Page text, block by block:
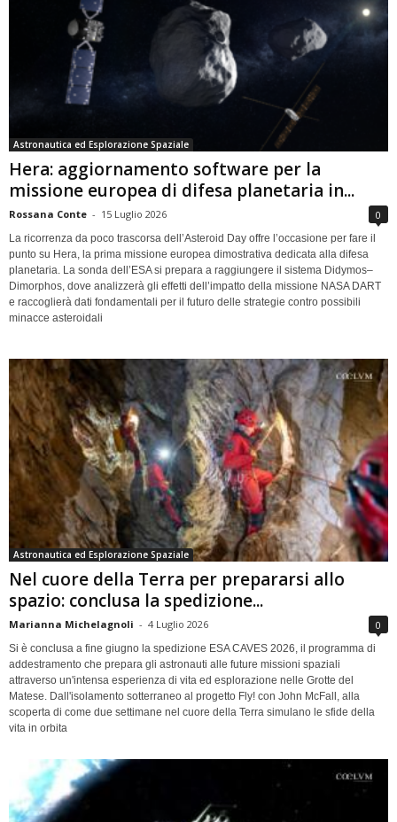
Astronautica ed Esplorazione Spaziale
Hera: aggiornamento software per la
missione europea di difesa planetaria in...
Rossana Conte - 15 Luglio 2026 0
La ricorrenza da poco trascorsa dell’Asteroid Day offre l’occasione per fare il
punto su Hera, la prima missione europea dimostrativa dedicata alla difesa
planetaria. La sonda dell’ESA si prepara a raggiungere il sistema Didymos–
Dimorphos, dove analizzerà gli effetti dell’impatto della missione NASA DART
e raccoglierà dati fondamentali per il futuro delle strategie contro possibili
minacce asteroidali
Astronautica ed Esplorazione Spaziale
Nel cuore della Terra per prepararsi allo
spazio: conclusa la spedizione...
Marianna Michelagnoli - 4 Luglio 2026 0
Si è conclusa a fine giugno la spedizione ESA CAVES 2026, il programma di
addestramento che prepara gli astronauti alle future missioni spaziali
attraverso un'intensa esperienza di vita ed esplorazione nelle Grotte del
Matese. Dall'isolamento sotterraneo al progetto Fly! con John McFall, alla
scoperta di come due settimane nel cuore della Terra simulano le sfide della
vita in orbita